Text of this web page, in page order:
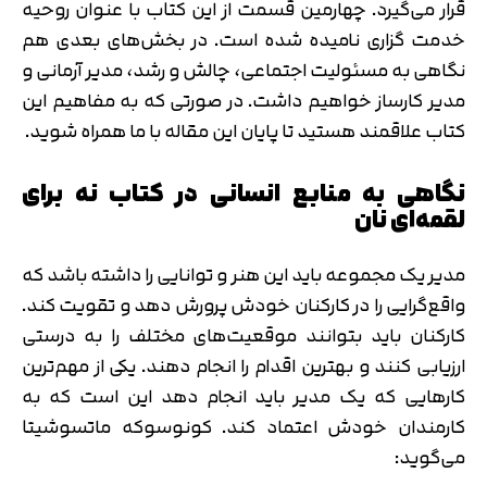
قرار می‌گیرد. چهارمین قسمت از این کتاب با عنوان روحیه
خدمت گزاری نامیده شده است. در بخش‌های بعدی هم
نگاهی به مسئولیت اجتماعی، چالش و رشد، مدیر آرمانی و
مدیر کارساز خواهیم داشت. در صورتی که به مفاهیم این
کتاب علاقمند هستید تا پایان این مقاله با ما همراه شوید.
نگاهی به منابع انسانی در کتاب نه برای
لقمه‌ای نان
مدیر یک مجموعه باید این هنر و توانایی را داشته باشد که
واقع‌گرایی را در کارکنان خودش پرورش دهد و تقویت کند.
کارکنان باید بتوانند موقعیت‌های مختلف را به درستی
ارزیابی کنند و بهترین اقدام را انجام دهند. یکی از مهم‌ترین
کارهایی که یک مدیر باید انجام دهد این است که به
کارمندان خودش اعتماد کند. کونوسوکه ماتسوشیتا
می‌گوید: